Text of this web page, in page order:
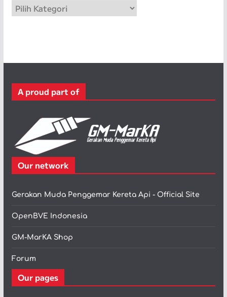
a
r
A proud part of
Our network
Gerakan Muda Penggemar Kereta Api - Official Site
OpenBVE Indonesia
GM-MarKA Shop
Forum
Our pages